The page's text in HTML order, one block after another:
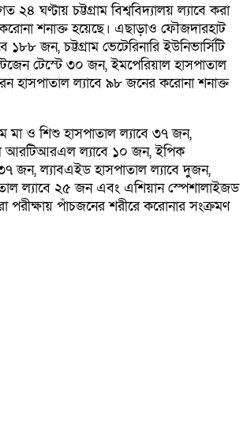
ঘণ্টায় চট্টগ্রাম বিশ্ববিদ্যালয় ল্যাবে করা
শনাক্ত হয়েছে। এছাড়াও ফৌজদারহাট
জন, চট্টগ্রাম ভেটেরিনারি ইউনিভার্সিটি
টেস্টে ৩০ জন, ইমপেরিয়াল হাসপাতাল
হাসপাতাল ল্যাবে ৯৮ জনের করোনা শনাক্ত
মা ও শিশু হাসপাতাল ল্যাবে ৩৭ জন,
আরটিআরএল ল্যাবে ১০ জন, ইপিক
জন, ল্যাবএইড হাসপাতাল ল্যাবে দুজন,
ল্যাবে ২৫ জন এবং এশিয়ান স্পেশালাইজড
পরীক্ষায় পাঁচজনের শরীরে করোনার সংক্রমণ